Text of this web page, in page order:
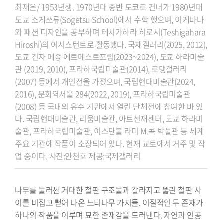
최재은/ 1953년생. 1970년대 중반 도쿄로 건너가 1980년대
도쿄 소게쓰류(Sogetsu School)에서 수학 했으며, 이케바나
와 패션 디자인을 공부하며 테시가하라 히로시(Teshigahara
Hiroshi)의 어시스턴트로 활동했다. 국제갤러리(2025, 2012),
도쿄 긴자 메종 에르메스르포럼(2023~2024), 도쿄 하라미술
관 (2019, 2010), 프라하국립미술관(2014), 로댕갤러리
(2007) 등에서 개인전을 가졌으며, 국립현대미술관(2024,
2016), 문화역서울 284(2022, 2019), 프라하국립미술관
(2008) 등 국내외 유수 기관에서 열린 단체전에 참여한 바 있
다. 국립현대미술관, 리움미술관, 아트선재센터, 도쿄 하라미
술관, 프라하국립미술관, 이스탄불 라미 M.콕 박물관 등 세계
주요 기관에 작품이 소장되어 있다. 현재 교토에서 거주 및 작
업 중이다. 사진:안천호 제공:국제갤러리
나무를 둘러싼 거대한 철판 구조물과 갈라지고 뚫린 철판 사
이를 비집고 뻗어 나온 느티나무 가지들. 이질적인 두 존재가
하나의 작품을 이루며 묘한 존재감을 드러낸다. 자연과 인공